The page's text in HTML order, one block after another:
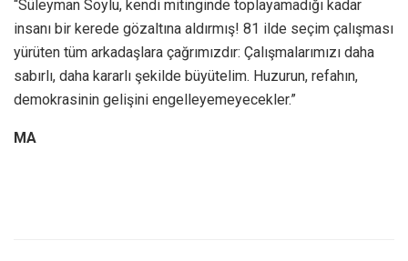
“Süleyman Soylu, kendi mitinginde toplayamadığı kadar
insanı bir kerede gözaltına aldırmış! 81 ilde seçim çalışması
yürüten tüm arkadaşlara çağrımızdır: Çalışmalarımızı daha
sabırlı, daha kararlı şekilde büyütelim. Huzurun, refahın,
demokrasinin gelişini engelleyemeyecekler.”
MA